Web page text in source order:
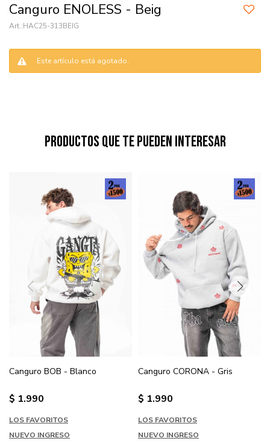
Canguro ENOLESS - Beig
HAC25-313BEIG
Este artículo está agotado.
Productos que te pueden interesar
Canguro BOB - Blanco
$ 1.990
LOS FAVORITOS
NUEVO INGRESO
Canguro CORONA - Gris
$ 1.990
LOS FAVORITOS
NUEVO INGRESO